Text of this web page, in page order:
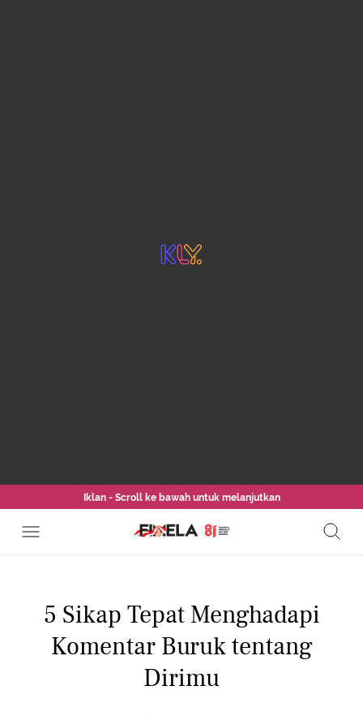
Iklan - Scroll ke bawah untuk melanjutkan
5 Sikap Tepat Menghadapi
Komentar Buruk tentang
Dirimu